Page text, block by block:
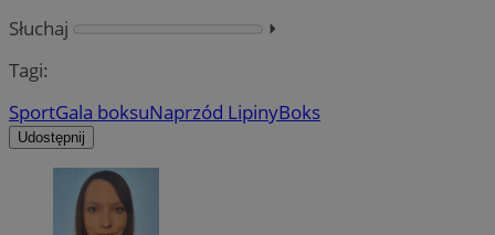
Słuchaj
⏵︎
Tagi:
SportGala boksuNaprzód LipinyBoks
Udostępnij